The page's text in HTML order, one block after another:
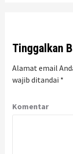
Tinggalkan
Alamat email
wajib ditandai *
Komentar